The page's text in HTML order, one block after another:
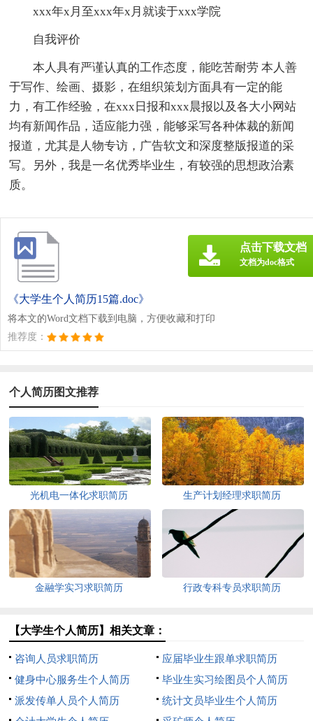
xxx年x月至xxx年x月就读于xxx学院
自我评价
本人具有严谨认真的工作态度，能吃苦耐劳 本人善
于写作、绘画、摄影，在组织策划方面具有一定的能
力，有工作经验，在xxx日报和xxx晨报以及各大小网站
均有新闻作品，适应能力强，能够采写各种体裁的新闻
报道，尤其是人物专访，广告软文和深度整版报道的采
写。另外，我是一名优秀毕业生，有较强的思想政治素
质。
《大学生个人简历15篇.doc》
将本文的Word文档下载到电脑，方便收藏和打印
推荐度：
点击下载文档
文档为doc格式
个人简历图文推荐
光机电一体化求职简历 生产计划经理求职简历
金融学实习求职简历 行政专科专员求职简历
【大学生个人简历】相关文章：
咨询人员求职简历
应届毕业生跟单求职简历
健身中心服务生个人简历
毕业生实习绘图员个人简历
派发传单人员个人简历
统计文员毕业生个人简历